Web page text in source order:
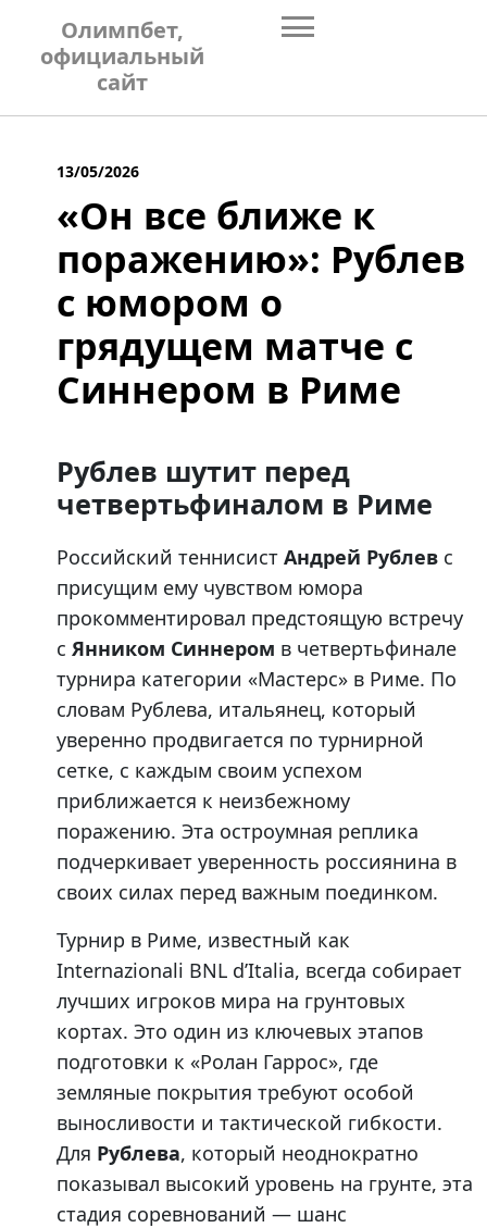
content
Олимпбет,
официальный
сайт
13/05/2026
«Он все ближе к
поражению»: Рублев
с юмором о
грядущем матче с
Синнером в Риме
Рублев шутит перед
четвертьфиналом в Риме
Российский теннисист Андрей Рублев с
присущим ему чувством юмора
прокомментировал предстоящую встречу
с Янником Синнером в четвертьфинале
турнира категории «Мастерс» в Риме. По
словам Рублева, итальянец, который
уверенно продвигается по турнирной
сетке, с каждым своим успехом
приближается к неизбежному
поражению. Эта остроумная реплика
подчеркивает уверенность россиянина в
своих силах перед важным поединком.
Турнир в Риме, известный как
Internazionali BNL d’Italia, всегда собирает
лучших игроков мира на грунтовых
кортах. Это один из ключевых этапов
подготовки к «Ролан Гаррос», где
земляные покрытия требуют особой
выносливости и тактической гибкости.
Для Рублева, который неоднократно
показывал высокий уровень на грунте, эта
стадия соревнований — шанс